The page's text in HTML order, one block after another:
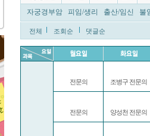
자궁경부암 피임/생리 출산/임신 불
전체 조회순 댓글순
전문의
전문의
조병구 전문의
양성천 전문의